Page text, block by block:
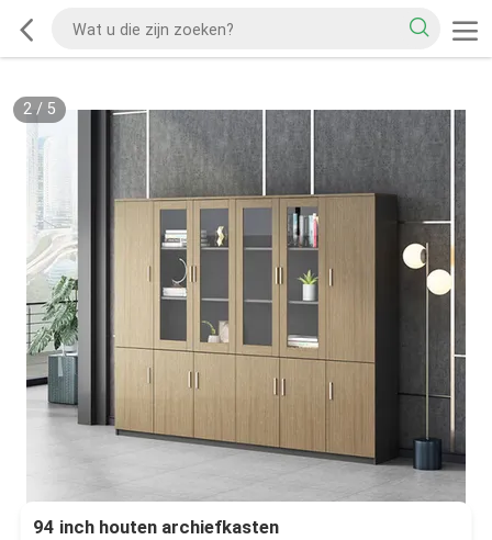
2/ 5
94 inch houten archiefkasten